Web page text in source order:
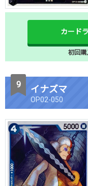
カード
初回購
イナズマ
OP02-050